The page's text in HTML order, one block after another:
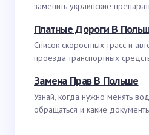
заменить украинские
Платные Дороги В
Список скоростных трасс и
проезда транспортных
Замена Прав В Польше
Узнай, когда нужно менять
обращаться и какие